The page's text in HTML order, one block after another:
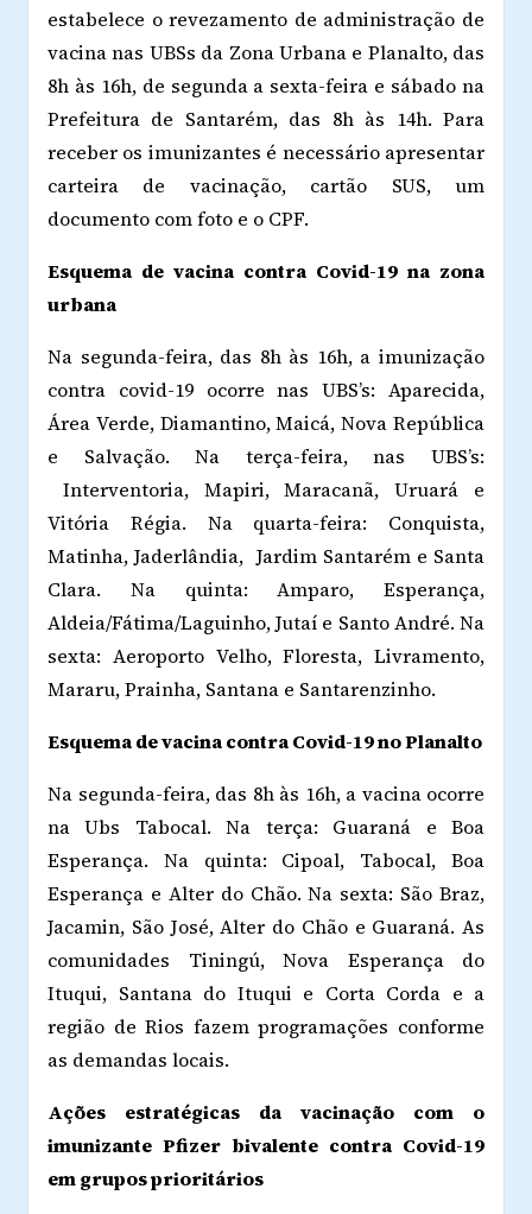
estabelece o revezamento de administração de
vacina nas UBSs da Zona Urbana e Planalto, das
8h às 16h, de segunda a sexta-feira e sábado na
Prefeitura de Santarém, das 8h às 14h. Para
receber os imunizantes é necessário apresentar
carteira de vacinação, cartão SUS, um
documento com foto e o CPF.
Esquema de vacina contra Covid-19 na zona
urbana
Na segunda-feira, das 8h às 16h, a imunização
contra covid-19 ocorre nas UBS’s: Aparecida,
Área Verde, Diamantino, Maicá, Nova República
e Salvação. Na terça-feira, nas UBS’s:
Interventoria, Mapiri, Maracanã, Uruará e
Vitória Régia. Na quarta-feira: Conquista,
Matinha, Jaderlândia, Jardim Santarém e Santa
Clara. Na quinta: Amparo, Esperança,
Aldeia/Fátima/Laguinho, Jutaí e Santo André. Na
sexta: Aeroporto Velho, Floresta, Livramento,
Mararu, Prainha, Santana e Santarenzinho.
Esquema de vacina contra Covid-19 no Planalto
Na segunda-feira, das 8h às 16h, a vacina ocorre
na Ubs Tabocal. Na terça: Guaraná e Boa
Esperança. Na quinta: Cipoal, Tabocal, Boa
Esperança e Alter do Chão. Na sexta: São Braz,
Jacamin, São José, Alter do Chão e Guaraná. As
comunidades Tiningú, Nova Esperança do
Ituqui, Santana do Ituqui e Corta Corda e a
região de Rios fazem programações conforme
as demandas locais.
Ações estratégicas da vacinação com o
imunizante Pfizer bivalente contra Covid-19
em grupos prioritários